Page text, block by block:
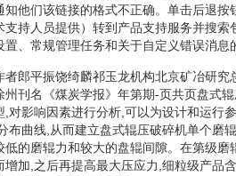
他们该链接的格式不正确。单击后退
持人员提供）转到产品支持服务并搜索
、常规管理任务和关于自定义错误消息
者郎平振饶绮麟祁玉龙机构北京矿冶研
州刊名《煤炭学报》年第期-页共页盘式
,对影响因素进行分析,可以为设计和运行
布曲线,从而建立盘式辊压破碎机单个磨
低的磨辊力和较大的盘辊间隙。在第级
增加,之后再提高最大压应力,细粒级产品